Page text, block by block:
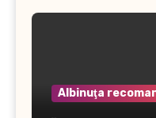
Albinuţa